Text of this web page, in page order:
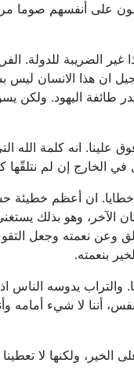
على أنفسهم صوما
الضريبة للدولة.
ان هذا الانسان
طائفة اليهود. ولكن
علينا. انه كلمة الله
الخارج إن لم نتلقّها
ان أعظم خطيئة
الآخر، وهو بذلك
وعن نعمته وجعل
بنعمته.
والتراب يدوسه الناس
أننا لا شيء أمامه
الخير، ولكنها لا